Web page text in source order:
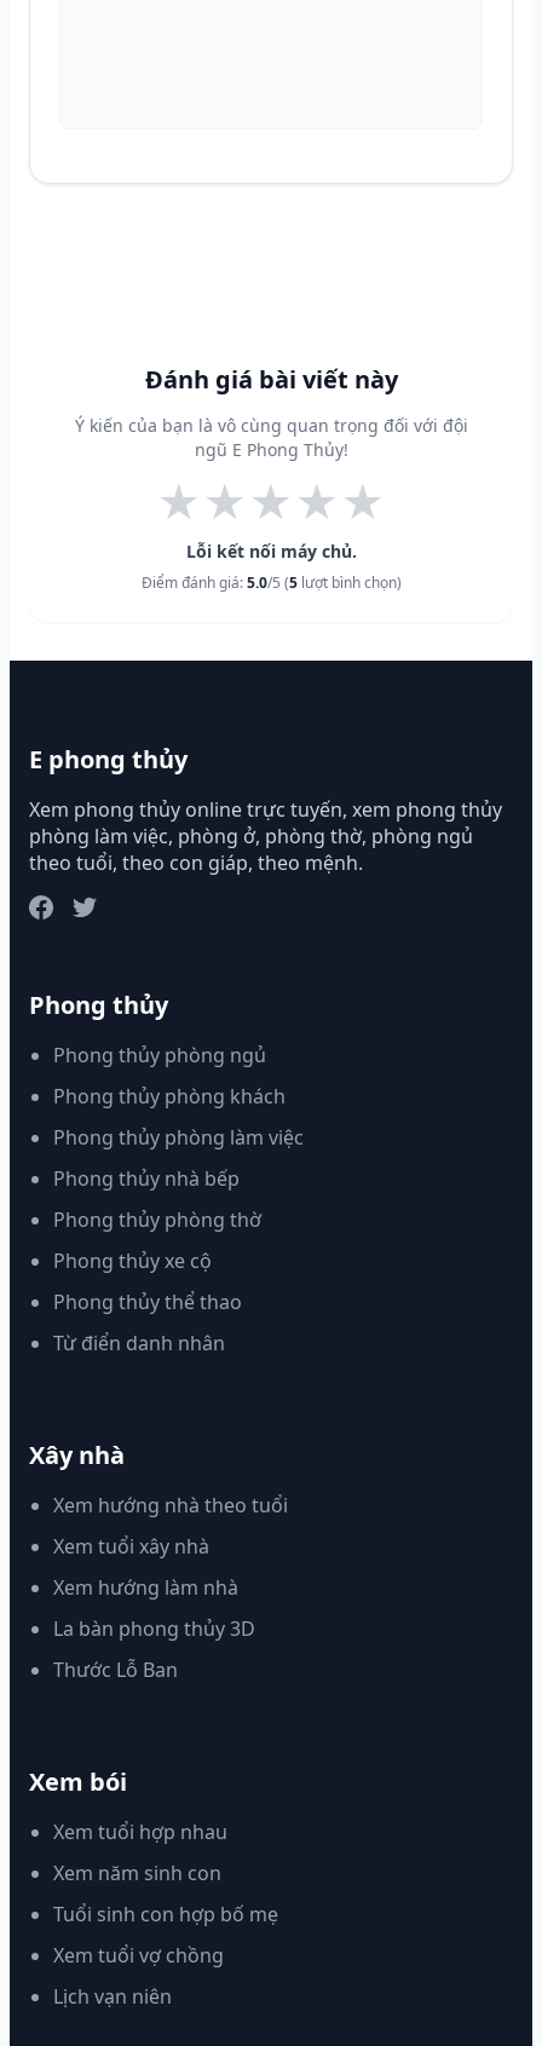
Đánh giá bài viết này
Ý kiến của bạn là vô cùng quan trọng đối với đội
ngũ E Phong Thủy!
★★★★★
Lỗi kết nối máy chủ.
Điểm đánh giá:5.0/5 (5lượt bình chọn)
E phong thủy
Xem phong thủy online trực tuyến, xem phong thủy
phòng làm việc, phòng ở, phòng thờ, phòng ngủ
theo tuổi, theo con giáp, theo mệnh.
Phong thủy
Phong thủy phòng ngủ
Phong thủy phòng khách
Phong thủy phòng làm việc
Phong thủy nhà bếp
Phong thủy phòng thờ
Phong thủy xe cộ
Phong thủy thể thao
Từ điển danh nhân
Xây nhà
Xem hướng nhà theo tuổi
Xem tuổi xây nhà
Xem hướng làm nhà
La bàn phong thủy 3D
Thước Lỗ Ban
Xem bói
Xem tuổi hợp nhau
Xem năm sinh con
Tuổi sinh con hợp bố mẹ
Xem tuổi vợ chồng
Lịch vạn niên